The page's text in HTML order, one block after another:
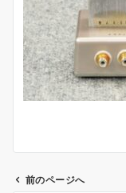
前のページへ